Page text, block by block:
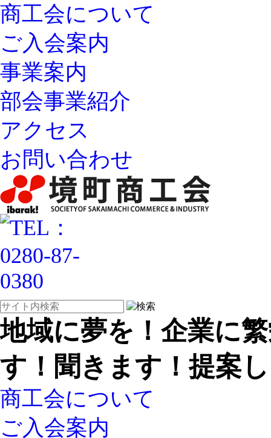
商工会について
ご入会案内
事業案内
部会事業紹介
アクセス
お問い合わせ
地域に夢を！企業に
す！聞きます！提案
商工会について
ご入会案内